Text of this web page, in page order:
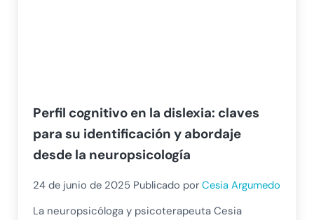
Perfil cognitivo en la dislexia: claves
para su identificación y abordaje
desde la neuropsicología
24 de junio de 2025 Publicado porCesia Argumedo
La neuropsicóloga y psicoterapeuta Cesia